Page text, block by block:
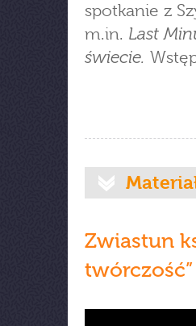
spotkanie z
m.in. Last
świecie.
Zwiastun
twórczość”